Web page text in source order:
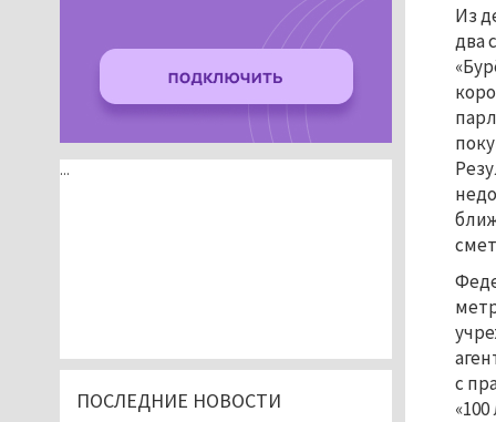
Из
два
с
...
ПОСЛЕДНИЕ НОВОСТИ